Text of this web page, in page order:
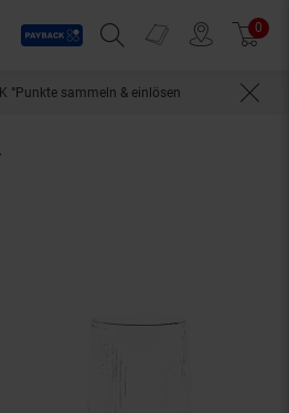
Payback
Suchfeld einblenden
Prospekte 0
°Punkte sammeln & einlösen